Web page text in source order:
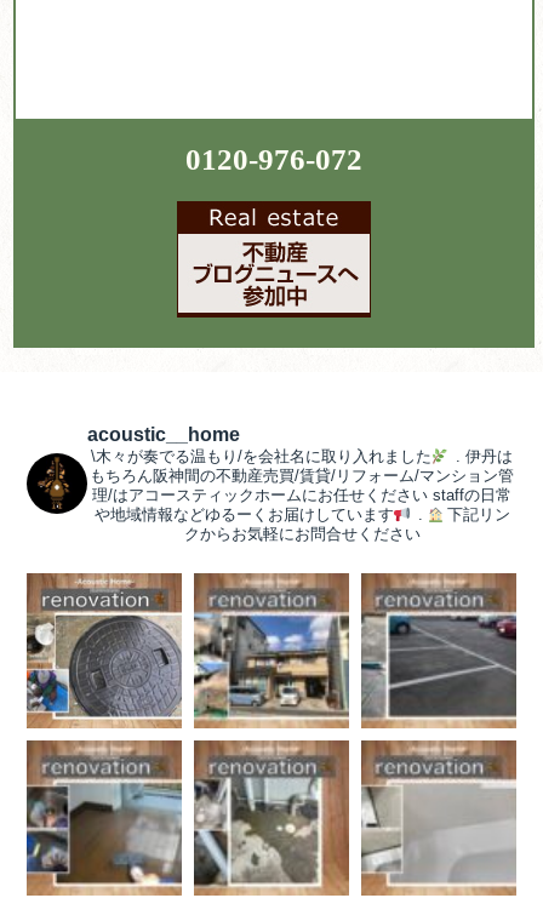
0120-976-072
acoustic__home
\木々が奏でる温もり/を会社名に取り入れました . 伊丹は
もちろん阪神間の不動産売買/賃貸/リフォーム/マンション管
理/はアコースティックホームにお任せください staffの日常
や地域情報などゆるーくお届けしています
.
下記リン
クからお気軽にお問合せください